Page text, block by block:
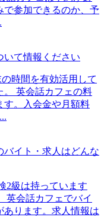
で参加できるのか、予
いて情報ください
時間を有効活用して
。 英会話カフェの料
す。入会金や月額料
イト・求人はどんな
2級は持っています
英会話カフェでバイ
あります。求人情報は